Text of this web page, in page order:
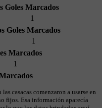
Goles Marcados
1
Goles Marcados
1
Marcados
1
casacas comenzaron a usarse en
fijos. Esa información aparecía